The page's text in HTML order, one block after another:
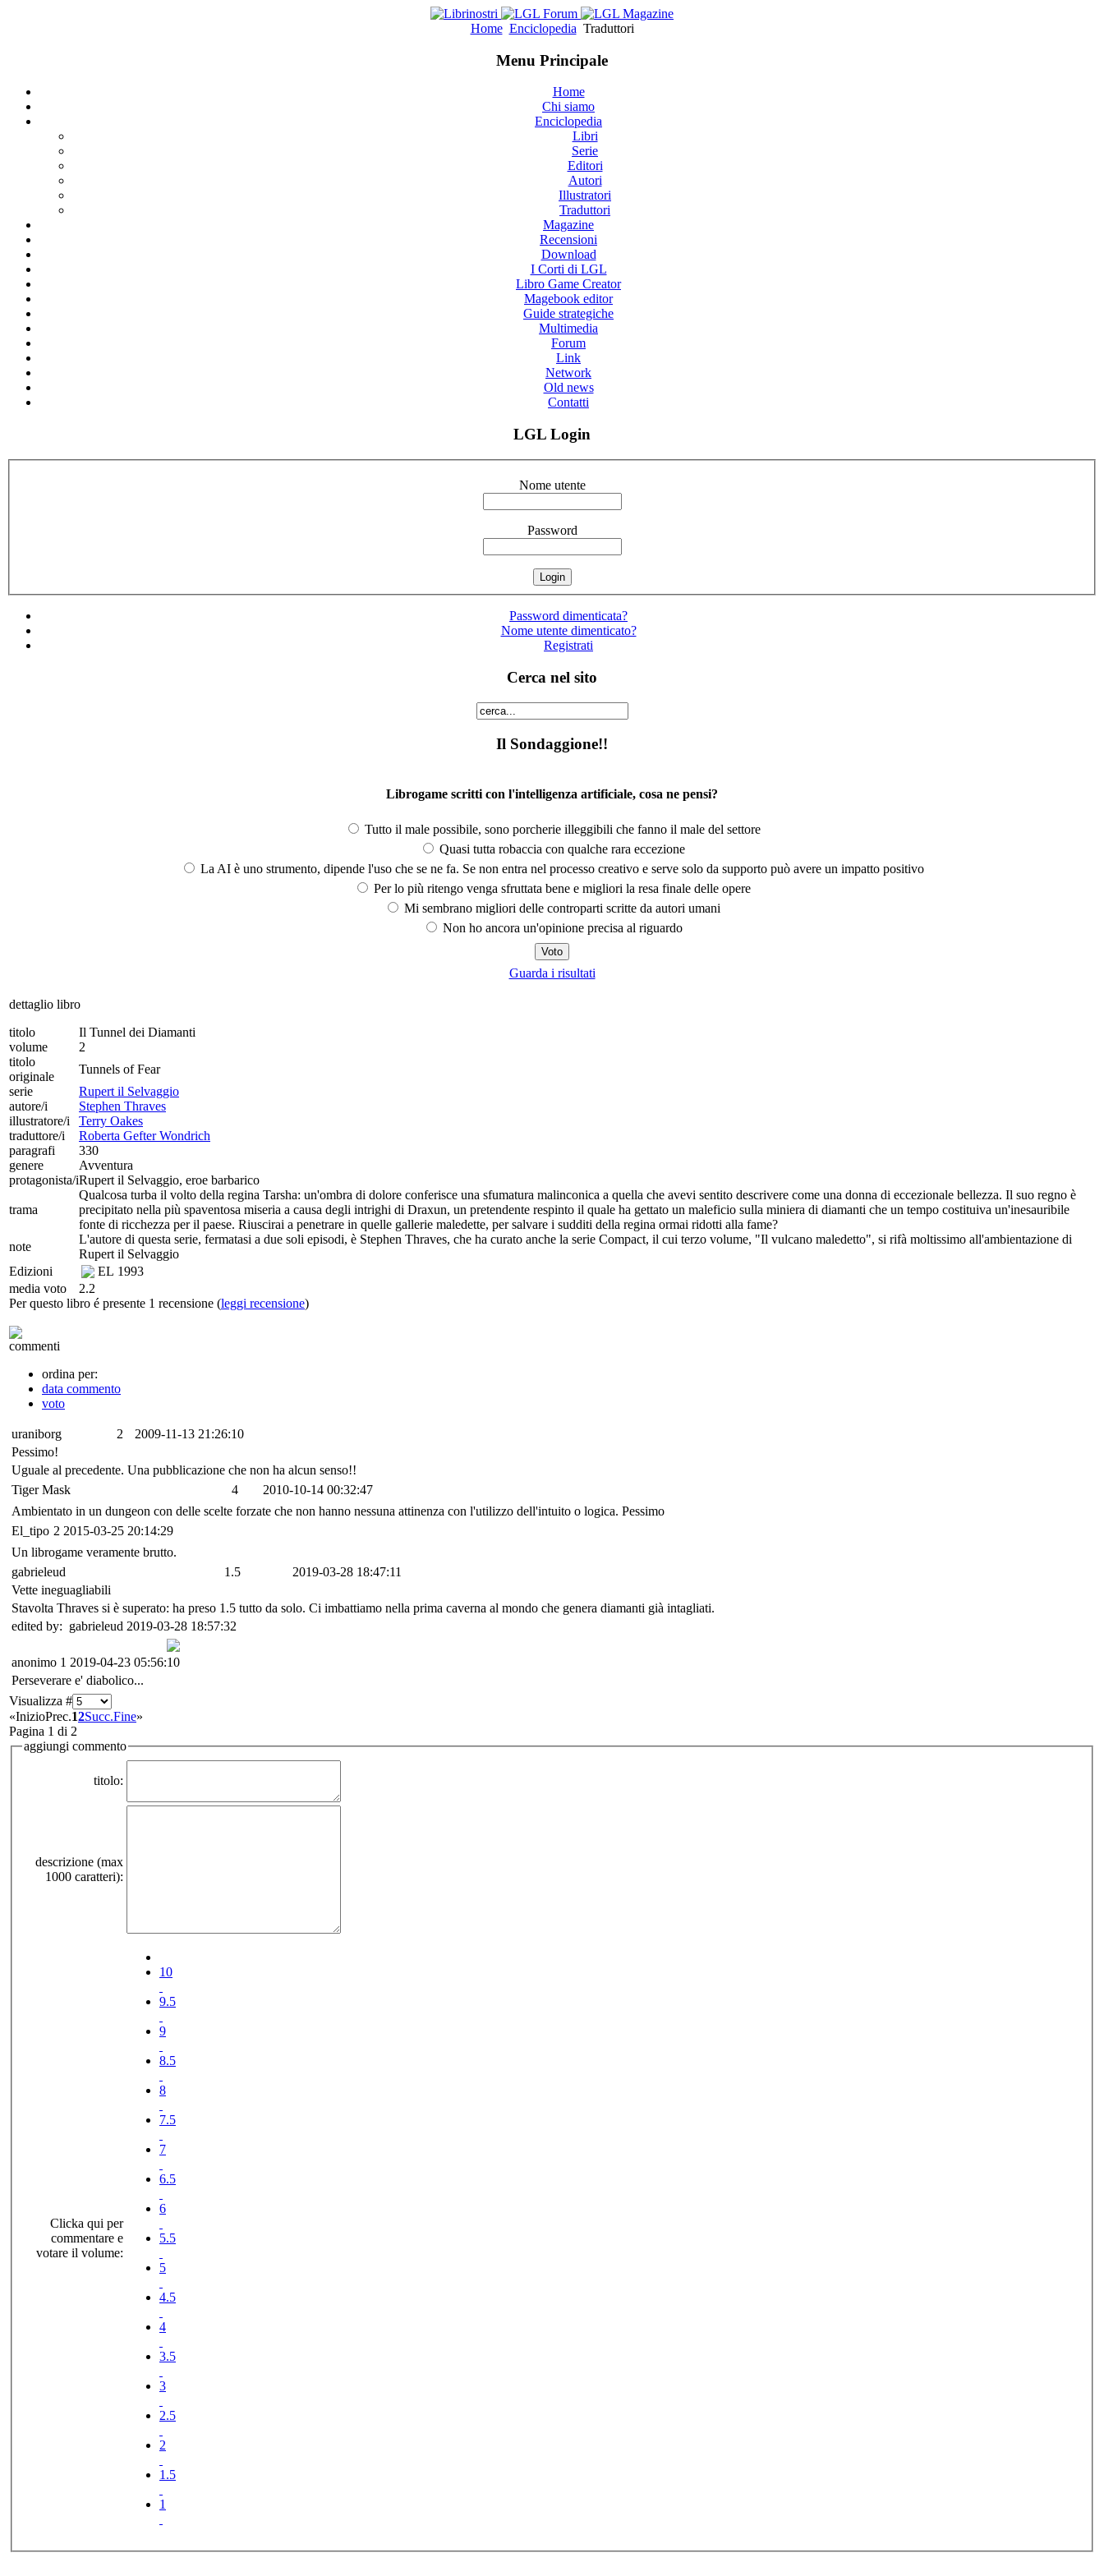
Home Enciclopedia Traduttori
Menu Principale
Home
Chi siamo
Enciclopedia
Libri
Serie
Editori
Autori
Illustratori
Traduttori
Magazine
Recensioni
Download
I Corti di LGL
Libro Game Creator
Magebook editor
Guide strategiche
Multimedia
Forum
Link
Network
Old news
Contatti
LGL Login
Nome utente
Password
Password dimenticata?
Nome utente dimenticato?
Registrati
Cerca nel sito
Il Sondaggione!!
Librogame scritti con l'intelligenza artificiale, cosa ne pensi?
Tutto il male possibile, sono porcherie illeggibili che fanno il male del settore
Quasi tutta robaccia con qualche rara eccezione
La AI è uno strumento, dipende l'uso che se ne fa. Se non entra nel processo creativo e serve solo da supporto può avere un impatto positivo
Per lo più ritengo venga sfruttata bene e migliori la resa finale delle opere
Mi sembrano migliori delle controparti scritte da autori umani
Non ho ancora un'opinione precisa al riguardo
Guarda i risultati
dettaglio libro
titolo
Il Tunnel dei Diamanti
volume
2
titolo
originale
Tunnels of Fear
serie
Rupert il Selvaggio
autore/i
Stephen Thraves
illustratore/i
Terry Oakes
traduttore/i
Roberta Gefter Wondrich
paragrafi
330
genere
Avventura
protagonista/iRupert il Selvaggio, eroe barbarico
trama
Qualcosa turba il volto della regina Tarsha: un'ombra di dolore conferisce una sfumatura malinconica a quella che avevi sentito descrivere come una donna di eccezionale bellezza. Il suo regno è
precipitato nella più spaventosa miseria a causa degli intrighi di Draxun, un pretendente respinto il quale ha gettato un maleficio sulla miniera di diamanti che un tempo costituiva un'inesauribile
fonte di ricchezza per il paese. Riuscirai a penetrare in quelle gallerie maledette, per salvare i sudditi della regina ormai ridotti alla fame?
note
L'autore di questa serie, fermatasi a due soli episodi, è Stephen Thraves, che ha curato anche la serie Compact, il cui terzo volume, "Il vulcano maledetto", si rifà moltissimo all'ambientazione di
Rupert il Selvaggio
Edizioni
EL 1993
media voto
2.2
Per questo libro é presente 1 recensione (leggi recensione)
commenti
ordina per:
data commento
voto
uraniborg 2
2009-11-13 21:26:10
Pessimo!
Uguale al precedente. Una pubblicazione che non ha alcun senso!!
Tiger Mask
4
2010-10-14 00:32:47
Ambientato in un dungeon con delle scelte forzate che non hanno nessuna attinenza con l'utilizzo dell'intuito o logica. Pessimo
El_tipo 2 2015-03-25 20:14:29
Un librogame veramente brutto.
gabrieleud
1.5
2019-03-28 18:47:11
Vette ineguagliabili
Stavolta Thraves si è superato: ha preso 1.5 tutto da solo. Ci imbattiamo nella prima caverna al mondo che genera diamanti già intagliati.
edited by: gabrieleud 2019-03-28 18:57:32
anonimo 1 2019-04-23 05:56:10
Perseverare e' diabolico...
Visualizza #
«InizioPrec.12Succ.Fine»
Pagina 1 di 2
aggiungi commento
titolo:
descrizione (max
1000 caratteri):
Clicka qui per
commentare e
votare il volume:
10
9.5
9
8.5
8
7.5
7
6.5
6
5.5
5
4.5
4
3.5
3
2.5
2
1.5
1